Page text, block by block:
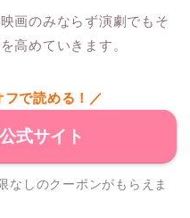
画のみならず演劇でもそ
高めていきます。
フで読める！／
式サイト
なしのクーポンがもらえま